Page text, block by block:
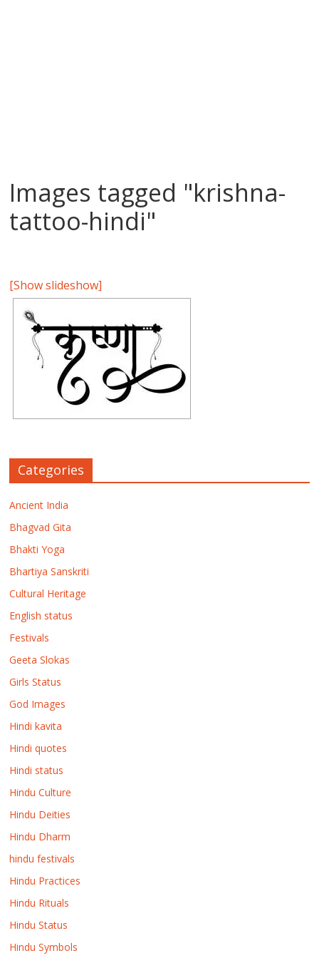
Images tagged "krishna-
tattoo-hindi"
[Show slideshow]
Categories
Ancient India
Bhagvad Gita
Bhakti Yoga
Bhartiya Sanskriti
Cultural Heritage
English status
Festivals
Geeta Slokas
Girls Status
God Images
Hindi kavita
Hindi quotes
Hindi status
Hindu Culture
Hindu Deities
Hindu Dharm
hindu festivals
Hindu Practices
Hindu Rituals
Hindu Status
Hindu Symbols